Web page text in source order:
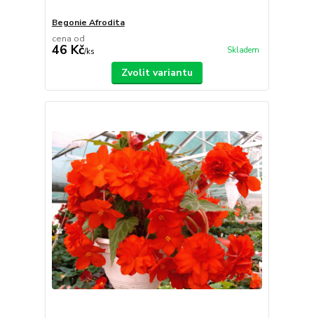
Begonie Afrodita
cena od
46 Kč/ks Skladem
Zvolit variantu